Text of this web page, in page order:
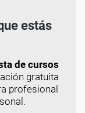
estás
de cursos
gratuita
profesional